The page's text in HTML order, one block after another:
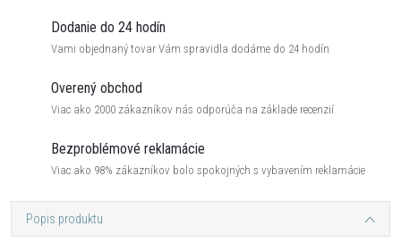
Dodanie do 24 hodín
Vami objednaný tovar Vám spravidla dodáme do 24 hodín
Overený obchod
Viac ako 2000 zákazníkov nás odporúča na základe recenzií
Bezproblémové reklamácie
Viac ako 98% zákazníkov bolo spokojných s vybavením reklamácie
Popis produktu